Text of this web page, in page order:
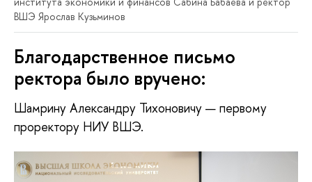
ВШЭ Ярослав Кузьминов
Благодарственное письмо
ректора было вручено:
Шамрину Александру Тихоновичу — первому
проректору НИУ ВШЭ.